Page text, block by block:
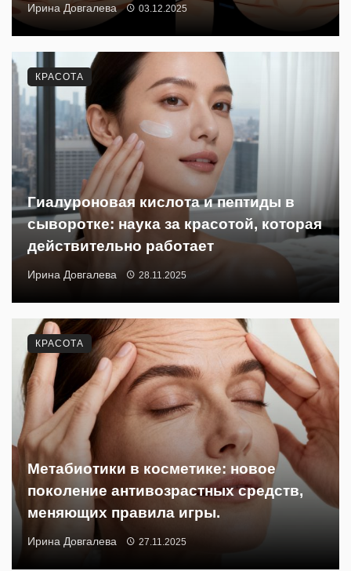
Ирина Довгалева 03.12.2025
Гиалуроновая кислота и пептиды в
сыворотке: наука за красотой, которая
действительно работает
Ирина Довгалева 28.11.2025
КРАСОТА
Метабиотики в косметике: новое
поколение антивозрастных средств,
меняющих правила игры.
Ирина Довгалева 27.11.2025
КРАСОТА